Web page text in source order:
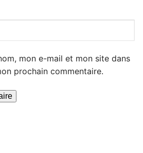
mon e-mail et mon site dans
prochain commentaire.